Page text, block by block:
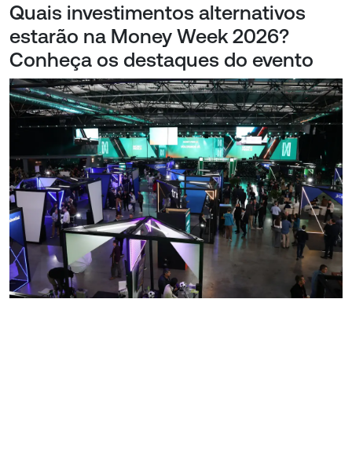
Quais investimentos alternativos
estarão na Money Week 2026?
Conheça os destaques do evento